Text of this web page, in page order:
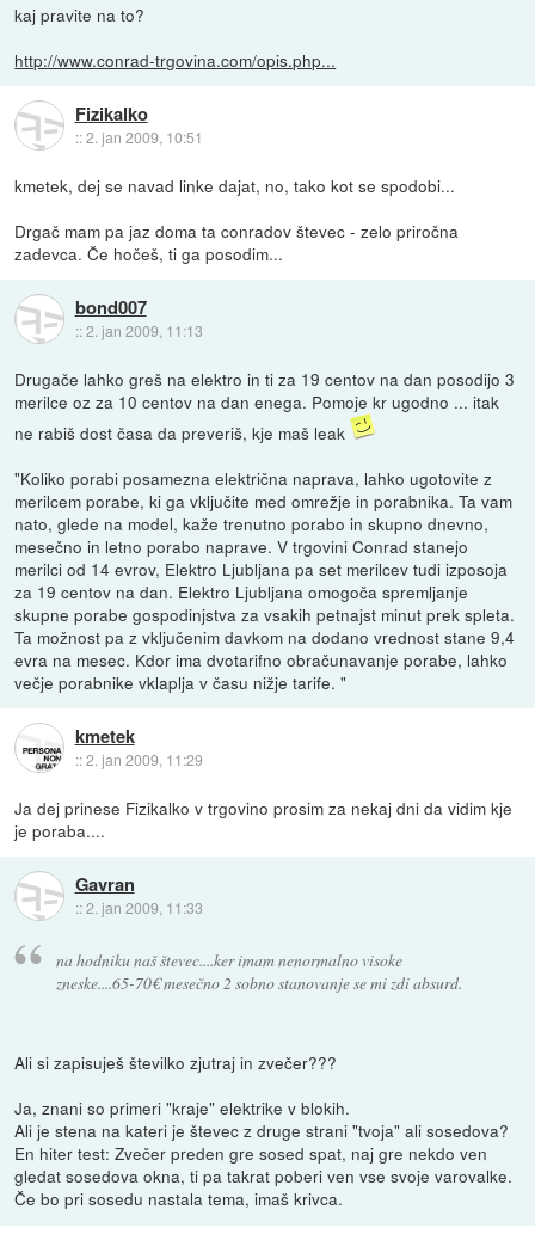
kaj pravite na to?
http://www.conrad-trgovina.com/opis.php...
Fizikalko
::2. jan 2009, 10:51
kmetek, dej se navad linke dajat, no, tako kot se spodobi...
Drgač mam pa jaz doma ta conradov števec - zelo priročna
zadevca. Če hočeš, ti ga posodim...
bond007
::2. jan 2009, 11:13
Drugače lahko greš na elektro in ti za 19 centov na dan posodijo 3
merilce oz za 10 centov na dan enega. Pomoje kr ugodno ... itak
ne rabiš dost časa da preveriš, kje maš leak
"Koliko porabi posamezna električna naprava, lahko ugotovite z
merilcem porabe, ki ga vključite med omrežje in porabnika. Ta vam
nato, glede na model, kaže trenutno porabo in skupno dnevno,
mesečno in letno porabo naprave. V trgovini Conrad stanejo
merilci od 14 evrov, Elektro Ljubljana pa set merilcev tudi izposoja
za 19 centov na dan. Elektro Ljubljana omogoča spremljanje
skupne porabe gospodinjstva za vsakih petnajst minut prek spleta.
Ta možnost pa z vključenim davkom na dodano vrednost stane 9,4
evra na mesec. Kdor ima dvotarifno obračunavanje porabe, lahko
večje porabnike vklaplja v času nižje tarife. "
kmetek
::2. jan 2009, 11:29
Ja dej prinese Fizikalko v trgovino prosim za nekaj dni da vidim kje
je poraba....
Gavran
::2. jan 2009, 11:33
na hodniku naš števec....ker imam nenormalno visoke
zneske....65-70€ mesečno 2 sobno stanovanje se mi zdi absurd.
Ali si zapisuješ številko zjutraj in zvečer???
Ja, znani so primeri "kraje" elektrike v blokih.
Ali je stena na kateri je števec z druge strani "tvoja" ali sosedova?
En hiter test: Zvečer preden gre sosed spat, naj gre nekdo ven
gledat sosedova okna, ti pa takrat poberi ven vse svoje varovalke.
Če bo pri sosedu nastala tema, imaš krivca.